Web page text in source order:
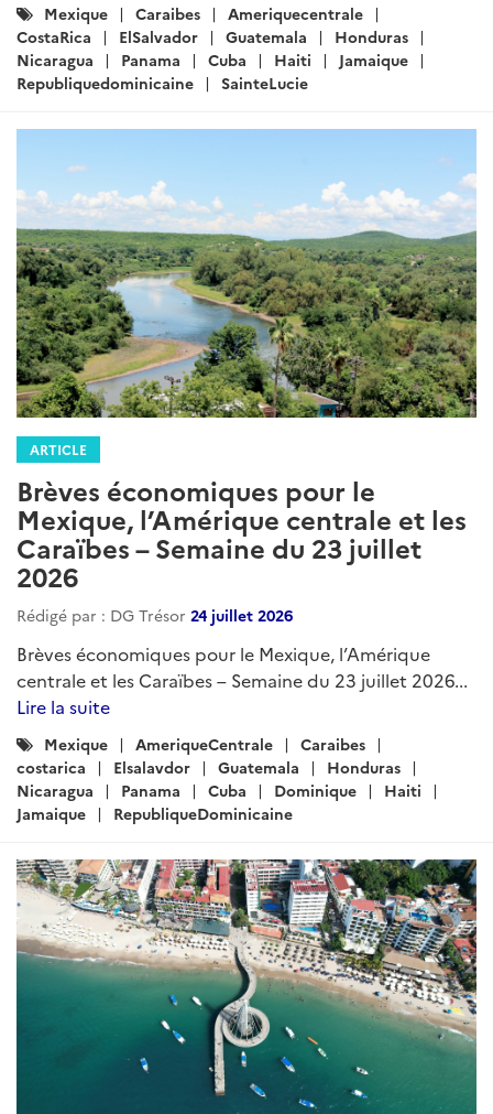
Catégories
:
Mexique Caraibes
Ameriquecentrale
CostaRica
ElSalvador Guatemala
Honduras
Nicaragua
Panama Cuba Haiti
Jamaique
Republiquedominicaine
SainteLucie
ARTICLE
Brèves économiques pour le
Mexique, l’Amérique centrale et les
Caraïbes – Semaine du 23 juillet
2026
Rédigé par : DG Trésor 24 juillet 2026
Brèves économiques pour le Mexique, l’Amérique
centrale et les Caraïbes – Semaine du 23 juillet 2026...
Lire la suite
Catégories
:
Mexique AmeriqueCentrale
Caraibes
costarica
Elsalavdor Guatemala
Honduras
Nicaragua
Panama Cuba Dominique
Haiti
Jamaique
RepubliqueDominicaine